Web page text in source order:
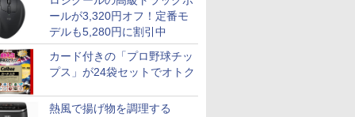
ールが3,320円オフ！定番モ
デルも5,280円に割引中
カード付きの「プロ野球チッ
プス」が24袋セットでオトク
熱風で揚げ物を調理する